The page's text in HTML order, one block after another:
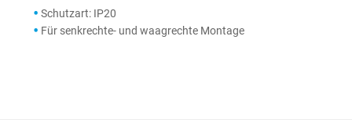
Schutzart: IP20
Für senkrechte- und waagrechte Montage